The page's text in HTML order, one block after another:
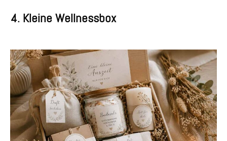
4. Kleine Wellnessbox